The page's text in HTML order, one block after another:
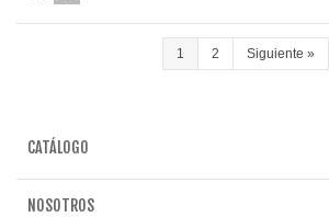
1 2 Siguiente »
CATÁLOGO
NOSOTROS